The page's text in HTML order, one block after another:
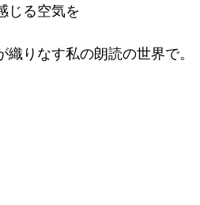
じる空気を
織りなす私の朗読の世界で。